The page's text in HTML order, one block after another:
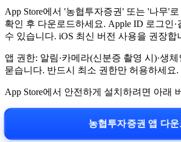
App Store에서 '농협투자증권' 또는 '나무'
확인 후 다운로드하세요. Apple ID 로그인
수 있습니다. iOS 최신 버전 사용을 권장합
앱 권한: 알림·카메라(신분증 촬영 시)·생
묻습니다. 반드시 최소 권한만 허용하세요.
App Store에서 안전하게 설치하려면 아래
농협투자증권 앱 다